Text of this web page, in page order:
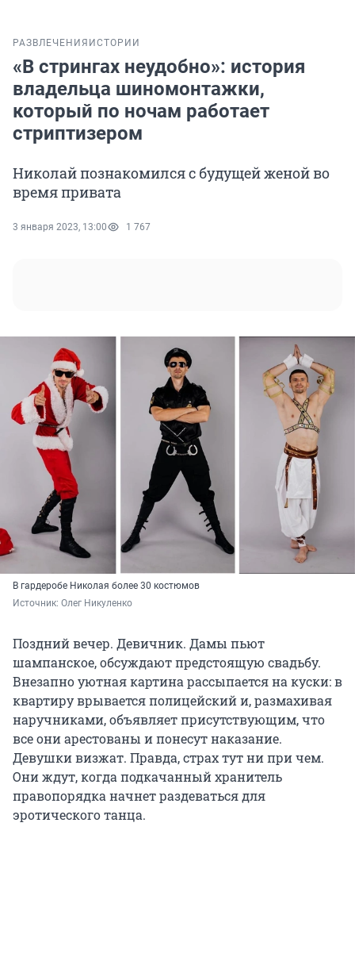
РАЗВЛЕЧЕНИЯ ИСТОРИИ
«В стрингах неудобно»: история
владельца шиномонтажки,
который по ночам работает
стриптизером
Николай познакомился с будущей женой во
время привата
3 января 2023, 13:00 1 767
В гардеробе Николая более 30 костюмов
Источник: Олег Никуленко
Поздний вечер. Девичник. Дамы пьют
шампанское, обсуждают предстоящую свадьбу.
Внезапно уютная картина рассыпается на куски: в
квартиру врывается полицейский и, размахивая
наручниками, объявляет присутствующим, что
все они арестованы и понесут наказание.
Девушки визжат. Правда, страх тут ни при чем.
Они ждут, когда подкачанный хранитель
правопорядка начнет раздеваться для
эротического танца.